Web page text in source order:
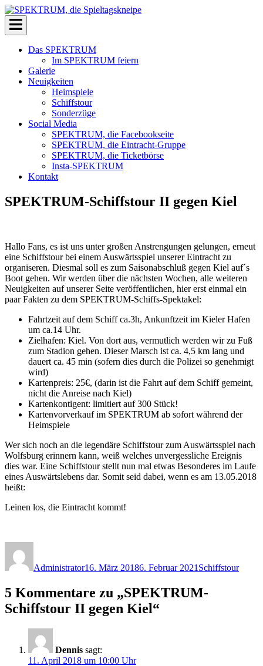
Zum
Inhalt
springen
SPEKTRUM, die Spieltagskneipe
Die Kneipe für echte Eintrachtfans
Das SPEKTRUM
Im SPEKTRUM feiern
Galerie
Neuigkeiten
Heimspiele
Schiffstour
Sonderzüge
Social Media
SPEKTRUM, die Facebookseite
SPEKTRUM, die Eintracht-Gruppe
SPEKTRUM, die Ticketbörse
Insta-SPEKTRUM
Kontakt
SPEKTRUM-Schiffstour II gegen Kiel
Hallo Fans, es ist uns unter großen Anstrengungen gelungen, erneut
eine Schiffstour bei einem Auswärtsspiel unserer Eintracht zu
organiseren. Diesmal soll es zum Saisonabschluß gegen Kiel auf´s
Boot gehen. Wir werden über die nächsten Wochen, alle weiteren
Neuigkeiten auf unserer Seite veröffentlichen, hier erst einmal ein
paar Fakten zu dem SPEKTRUM-Schiffs-Spektakel:
Fahrtzeit auf dem Schiff ca.3h, Ankunftzeit im Kieler Hafen
um ca.14 Uhr.
Zielhafen: Kiel. Von dort aus, vermutlich werden wir zu Fuß
zum Stadion gehen. Dieser Marsch ist ca. 4,5 km lang und
dauert ca. 45 min (sofern dies durch die Polizei so genehmigt
wird)
Kartenpreis: 25€, (darin ist die Fahrt auf dem Schiff gemeint,
nicht die Anreise nach Kiel)
Kartenkontigent: limitiert auf 300 Stück!
Kartenvorverkauf im SPEKTRUM ab sofort während der
Heimspiele
Wer sich noch an die legendäre Schiffstour zum Auswärtsspiel nach
Wolfsburg erinnern kann, weiß welches unvergessliche Ereignis
dies war. Eine Schiffstour stellt nun mal etwas Besonderes im Laufe
eines Auswärtslebens dar. Somit seid dabei, wenn es am 13.05.2018
heißt:
Leinen los, die Eintracht kommt!
Administrator16. März 20186. Februar 2021 Schiffstour
5 Kommentare zu „SPEKTRUM-
Schiffstour II gegen Kiel“
Dennis sagt:
11. April 2018 um 10:00 Uhr